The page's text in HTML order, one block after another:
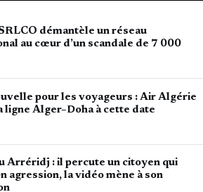
démantèle un réseau
au cœur d’un scandale de 7 000
pour les voyageurs : Air Algérie
ligne Alger–Doha à cette date
Arréridj : il percute un citoyen qui
agression, la vidéo mène à son